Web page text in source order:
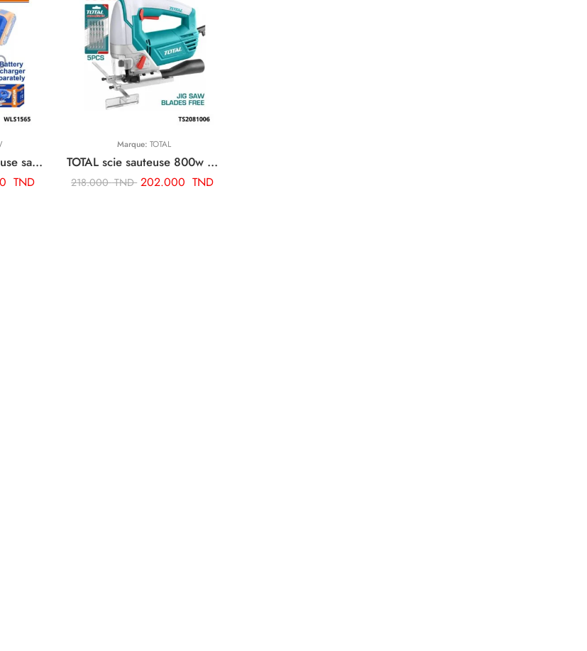
WADFOW Scie sauteuse sans batterie sans chargeur WLS1565
TND
Marque:TOTAL
TOTAL scie sauteuse 800w + 5 lame TS2081006
218.000TND 202.000 TND